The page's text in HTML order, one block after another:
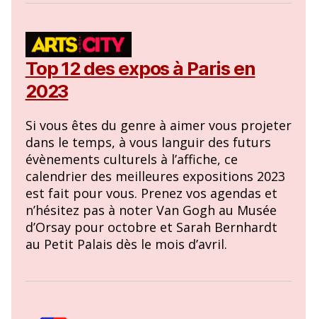
Top 12 des expos à Paris en
2023
Si vous êtes du genre à aimer vous projeter
dans le temps, à vous languir des futurs
évènements culturels à l’affiche, ce
calendrier des meilleures expositions 2023
est fait pour vous. Prenez vos agendas et
n’hésitez pas à noter Van Gogh au Musée
d’Orsay pour octobre et Sarah Bernhardt
au Petit Palais dès le mois d’avril.